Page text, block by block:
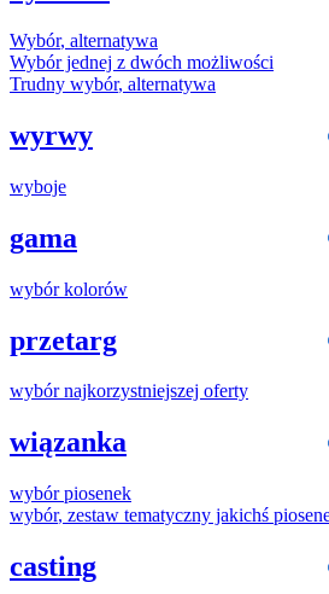
Wybór, alternatywa
Wybórjednej z dwóch możliwości
Trudny wybór, alternatywa
wyrwy
wyboje
gama
wybórkolorów
przetarg
wybórnajkorzystniejszej oferty
wiązanka
wybórpiosenek
wybór, zestaw tematyczny jakichś
casting